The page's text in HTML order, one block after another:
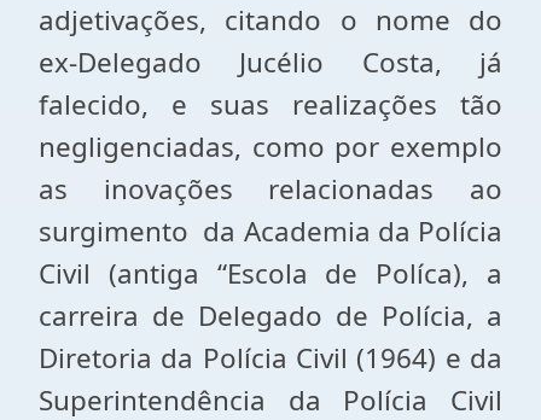
adjetivações, citando o nome do
ex-Delegado Jucélio Costa, já
falecido, e suas realizações tão
negligenciadas, como por exemplo
as inovações relacionadas ao
surgimento da Academia da Polícia
Civil (antiga “Escola de Políca), a
carreira de Delegado de Polícia, a
Diretoria da Polícia Civil (1964) e da
Superintendência da Polícia Civil